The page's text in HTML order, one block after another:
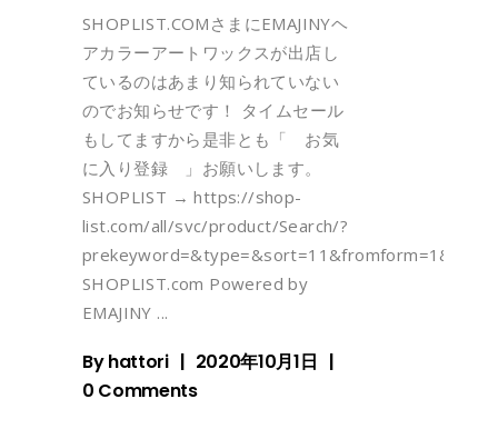
SHOPLIST.COMさまにEMAJINYヘ
アカラーアートワックスが出店し
ているのはあまり知られていない
のでお知らせです！ タイムセール
もしてますから是非とも「 お気
に入り登録 」お願いします。
SHOPLIST → https://shop-
list.com/all/svc/product/Search/?
SHOPLIST.com Powered by
EMAJINY
Byhattori
2020年10月1日
0 Comments